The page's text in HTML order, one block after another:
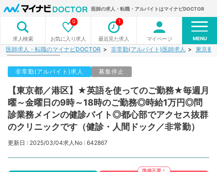
医師の求人・転職・アルバイトはマイナビDOCTOR
求人検索 お気に入り求人
0
最近見た求人
1
マイページ MENU
医師求人・転職のマイナビDOCTOR 非常勤(アルバイト)医師求人 東京都
非常勤(アルバイト)求人 募集停止
【東京都／港区】★英語を使ってのご勤務★毎週月
曜～金曜日の9時～18時のご勤務◎時給1万円◎問
診業務メインの健診バイト◎都心部でアクセス抜群
のクリニックです（健診・人間ドック／非常勤）
更新日 : 2025/03/04求人No : 642867